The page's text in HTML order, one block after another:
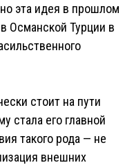
эта идея в прошлом
Османской Турции в
стоит на пути
стала его главной
такого рода — не
внешних